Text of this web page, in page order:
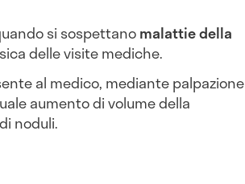
si sospettanomalattie della
delle visite mediche.
al medico, mediante palpazione
aumento di volume della
noduli.